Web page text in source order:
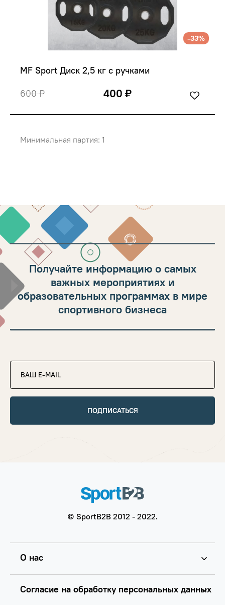
-33%
MF Sport Диск 2,5 кг с ручками
600 ₽
400 ₽
Минимальная партия: 1
Получайте информацию о самых
важных мероприятиях и
образовательных программах в мире
спортивного бизнеса
ПОДПИСАТЬСЯ
© SportB2B 2012 - 2022.
О нас
Согласие на обработку персональных данных